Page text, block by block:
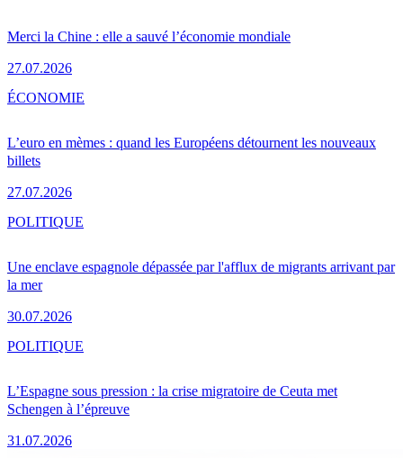
Merci la Chine : elle a sauvé l’économie mondiale
27.07.2026
L’euro en mèmes : quand les Européens détournent les nouveaux
billets
27.07.2026
ÉCONOMIE
Une enclave espagnole dépassée par l'afflux de migrants arrivant par
la mer
30.07.2026
POLITIQUE
L’Espagne sous pression : la crise migratoire de Ceuta met
Schengen à l’épreuve
31.07.2026
POLITIQUE